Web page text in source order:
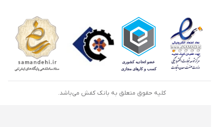
کلیه حقوق متعلق به بانک کفش می‌باشد.